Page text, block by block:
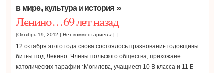
в мире, культура и история»
Ленино…69 лет назад
[Октябрь 19, 2012 |Нет комментариев » | ]
12 октября этого года снова состоялось празнование годовщины
битвы под Ленино. Члены польского общества, прихожане
католических парафии г.Могилева, учащиеся 10 В класса и 11 Б